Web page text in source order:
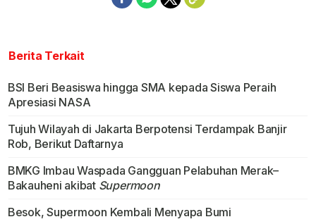
Berita Terkait
BSI Beri Beasiswa hingga SMA kepada Siswa Peraih
Apresiasi NASA
Tujuh Wilayah di Jakarta Berpotensi Terdampak Banjir
Rob, Berikut Daftarnya
BMKG Imbau Waspada Gangguan Pelabuhan Merak–
Bakauheni akibat Supermoon
Besok, Supermoon Kembali Menyapa Bumi